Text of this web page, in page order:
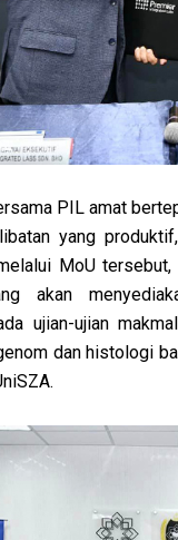
PIL amat
yang
MoU
akan
ujian-ujian
dan histologi